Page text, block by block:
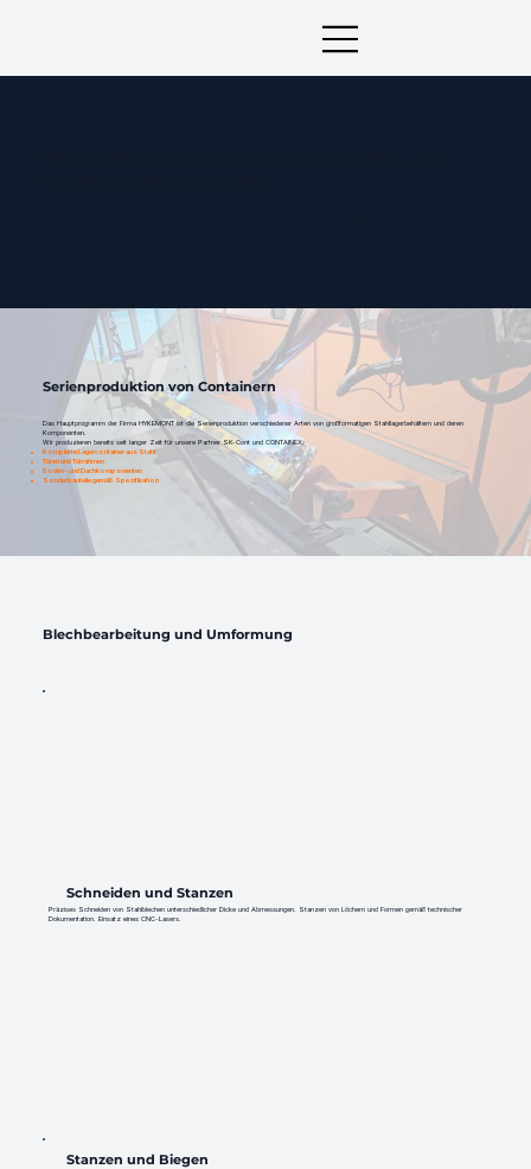
Serienproduktion von Containern
Das Hauptprogramm der Firma HYKEMONT ist die Serienproduktion verschiedener Arten von großformatigen Stahllagerbehältern und deren
Komponenten.
Wir produzieren bereits seit langer Zeit für unsere Partner SK-Cont und CONTAINEX:
Komplette Lagercontainer aus Stahl
Türen und Türrahmen
Boden- und Dachkomponenten
Sonderbauteile gemäß Spezifikation
Blechbearbeitung und Umformung
Schneiden und Stanzen
Präzises Schneiden von Stahlblechen unterschiedlicher Dicke und Abmessungen. Stanzen von Löchern und Formen gemäß technischer
Dokumentation. Einsatz eines CNC-Lasers.
Stanzen und Biegen